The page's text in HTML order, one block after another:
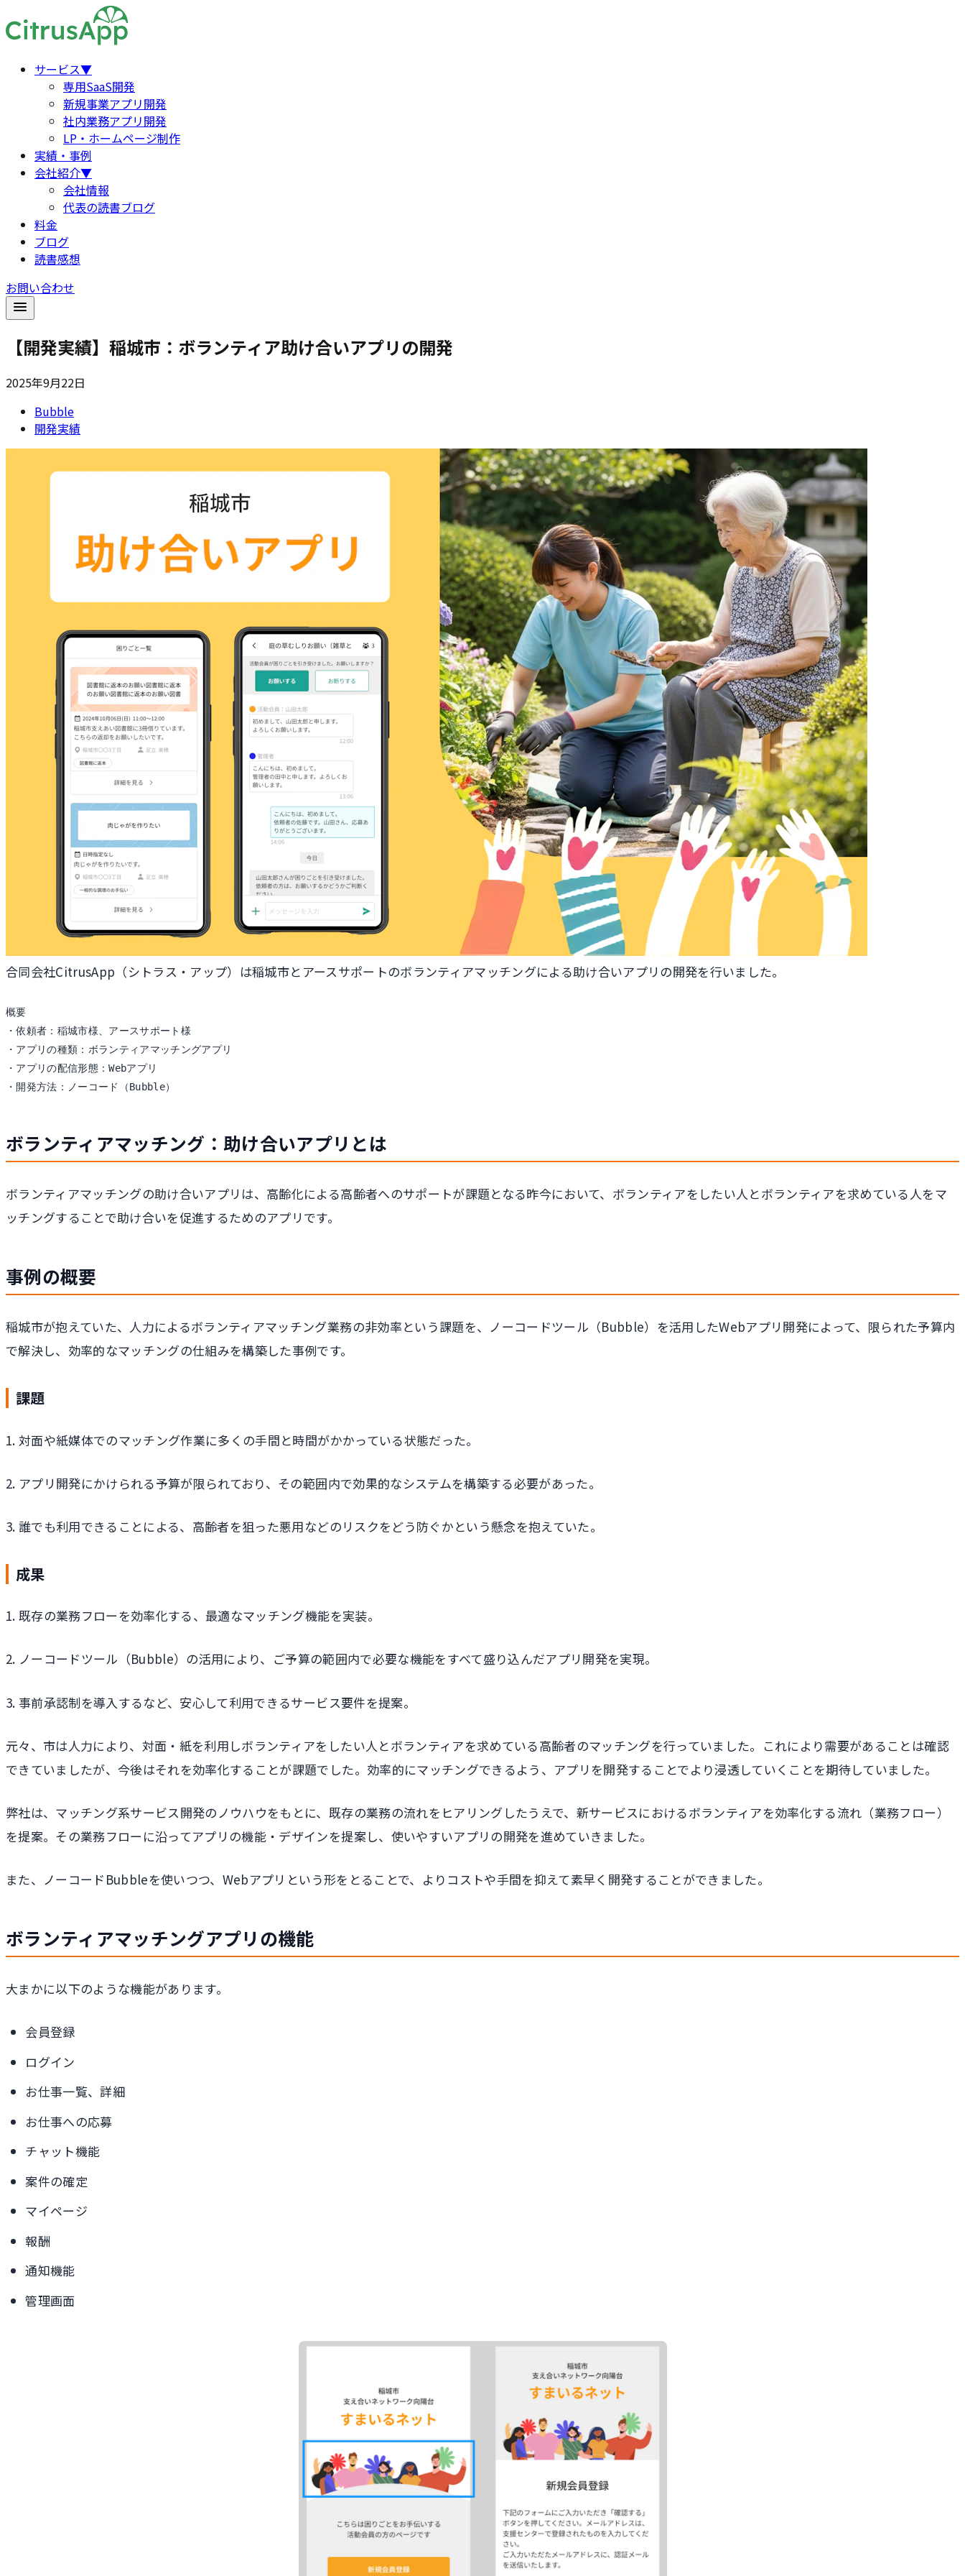
サービス▼
専用SaaS開発
新規事業アプリ開発
社内業務アプリ開発
LP・ホームページ制作
実績・事例
会社紹介▼
会社情報
代表の読書ブログ
料金
ブログ
読書感想
お問い合わせ
【開発実績】稲城市：ボランティア助け合いアプリの開発
2025年9月22日
Bubble
開発実績
合同会社CitrusApp（シトラス・アップ）は稲城市とアースサポートのボランティアマッチングによる助け合いアプリの開発を行いました。
概要
・依頼者：稲城市様、アースサポート様
・アプリの種類：ボランティアマッチングアプリ
・アプリの配信形態：Webアプリ
・開発方法：ノーコード（Bubble）
ボランティアマッチング：助け合いアプリとは
ボランティアマッチングの助け合いアプリは、高齢化による高齢者へのサポートが課題となる昨今において、ボランティアをしたい人とボランティアを求めている人をマ
ッチングすることで助け合いを促進するためのアプリです。
事例の概要
稲城市が抱えていた、人力によるボランティアマッチング業務の非効率という課題を、ノーコードツール（Bubble）を活用したWebアプリ開発によって、限られた予算内
で解決し、効率的なマッチングの仕組みを構築した事例です。
課題
1. 対面や紙媒体でのマッチング作業に多くの手間と時間がかかっている状態だった。
2. アプリ開発にかけられる予算が限られており、その範囲内で効果的なシステムを構築する必要があった。
3. 誰でも利用できることによる、高齢者を狙った悪用などのリスクをどう防ぐかという懸念を抱えていた。
成果
1. 既存の業務フローを効率化する、最適なマッチング機能を実装。
2. ノーコードツール（Bubble）の活用により、ご予算の範囲内で必要な機能をすべて盛り込んだアプリ開発を実現。
3. 事前承認制を導入するなど、安心して利用できるサービス要件を提案。
元々、市は人力により、対面・紙を利用しボランティアをしたい人とボランティアを求めている高齢者のマッチングを行っていました。これにより需要があることは確認
できていましたが、今後はそれを効率化することが課題でした。効率的にマッチングできるよう、アプリを開発することでより浸透していくことを期待していました。
弊社は、マッチング系サービス開発のノウハウをもとに、既存の業務の流れをヒアリングしたうえで、新サービスにおけるボランティアを効率化する流れ（業務フロー）
を提案。その業務フローに沿ってアプリの機能・デザインを提案し、使いやすいアプリの開発を進めていきました。
また、ノーコードBubbleを使いつつ、Webアプリという形をとることで、よりコストや手間を抑えて素早く開発することができました。
ボランティアマッチングアプリの機能
大まかに以下のような機能があります。
会員登録
ログイン
お仕事一覧、詳細
お仕事への応募
チャット機能
案件の確定
マイページ
報酬
通知機能
管理画面